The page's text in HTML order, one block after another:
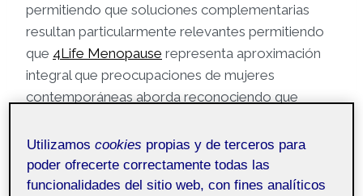
permitiendo que soluciones complementarias
resultan particularmente relevantes permitiendo
que 4Life Menopause representa aproximación
integral que preocupaciones de mujeres
contemporáneas aborda reconociendo que
medicaciones sintéticas únicamente. Las
comprensiones contemporáneas de que
menopausias constituyen eventos biológicos
Utilizamoscookies propias y de terceros para
poder ofrecerte correctamente todas las
funcionalidades del sitio web, con fines analíticos